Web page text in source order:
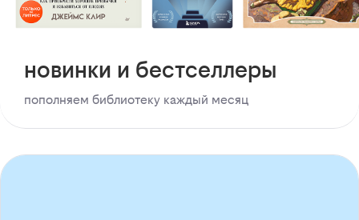
новинки и бестселлеры
пополняем библиотеку каждый месяц